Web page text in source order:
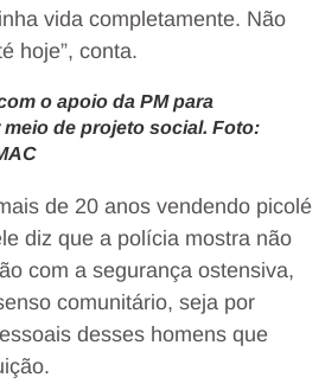
vida completamente. Não
hoje”, conta.
o apoio da PM para
de projeto social. Foto:
de 20 anos vendendo picolé
diz que a polícia mostra não
com a segurança ostensiva,
comunitário, seja por
desses homens que